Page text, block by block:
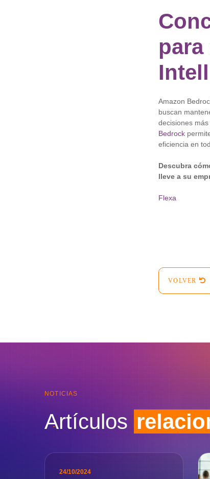
Amazon
buscan
decisiones
Bedrock
eficiencia en
Descubra
lleve a su
Flexa
VOLVER
NOTICIAS
Artículos
24/10/2024